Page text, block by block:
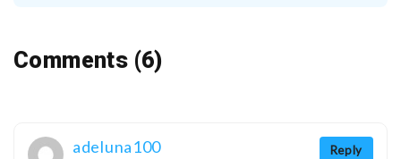
Comments (6)
Reply
adeluna100